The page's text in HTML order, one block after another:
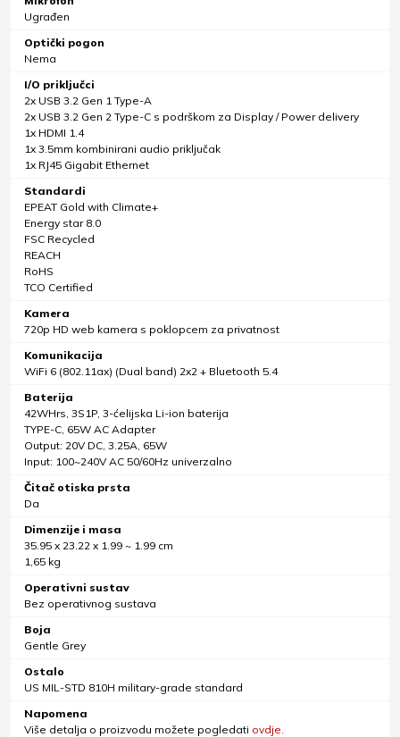
Ugrađen
Optički pogon
Nema
I/O priključci
2x USB 3.2 Gen 1 Type-A
2x USB 3.2 Gen 2 Type-C s podrškom za Display / Power delivery
1x HDMI 1.4
1x 3.5mm kombinirani audio priključak
1x RJ45 Gigabit Ethernet
Standardi
EPEAT Gold with Climate+
Energy star 8.0
FSC Recycled
REACH
RoHS
TCO Certified
Kamera
720p HD web kamera s poklopcem za privatnost
Komunikacija
WiFi 6 (802.11ax) (Dual band) 2x2 + Bluetooth 5.4
Baterija
42WHrs, 3S1P, 3-ćelijska Li-ion baterija
TYPE-C, 65W AC Adapter
Output: 20V DC, 3.25A, 65W
Input: 100~240V AC 50/60Hz univerzalno
Čitač otiska prsta
Da
Dimenzije i masa
35.95 x 23.22 x 1.99 ~ 1.99 cm
1,65 kg
Operativni sustav
Bez operativnog sustava
Boja
Gentle Grey
Ostalo
US MIL-STD 810H military-grade standard
Napomena
Više detalja o proizvodu možete pogledati ovdje.